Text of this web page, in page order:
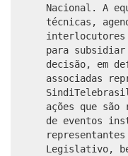
Nacional. A
técnicas,
interlocutores
para subsidiar
decisão, em
associadas
ações que
de eventos
Legislativo,